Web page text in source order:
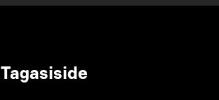
Tagasiside